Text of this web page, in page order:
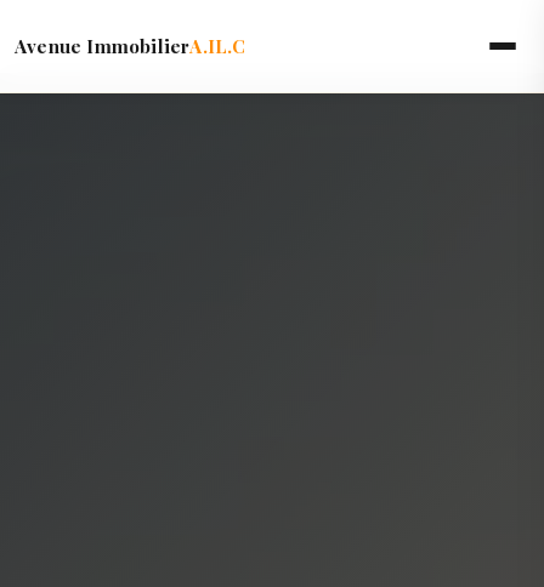
Avenue ImmobilierA.IL.C